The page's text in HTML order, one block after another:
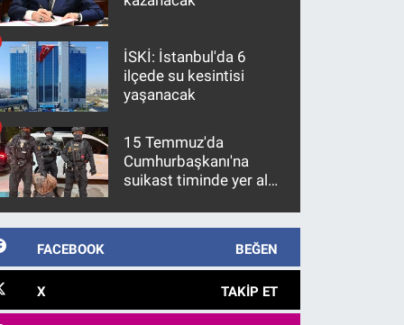
İSKİ: İstanbul'da 6
ilçede su kesintisi
yaşanacak
15 Temmuz'da
Cumhurbaşkanı'na
suikast timinde yer alan
10 yıl sonra yakalandı
FACEBOOK BEĞEN
X TAKIP ET